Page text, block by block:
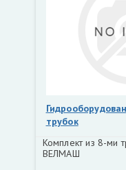
трубок
Комплект из 8-ми
ВЕЛМАШ